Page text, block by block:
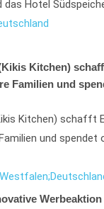
das Hotel
Kitchen)
Familien und
Kitchen) schafft
und spendet